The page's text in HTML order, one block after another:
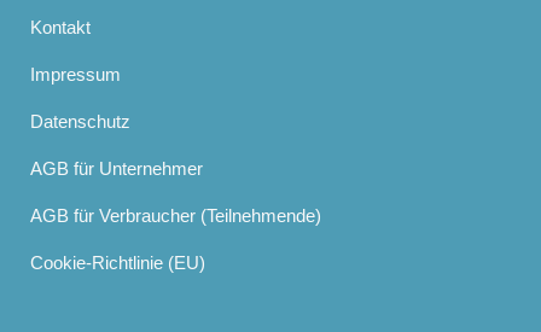
Kontakt
Impressum
Datenschutz
AGB für Unternehmer
AGB für Verbraucher (Teilnehmende)
Cookie-Richtlinie (EU)